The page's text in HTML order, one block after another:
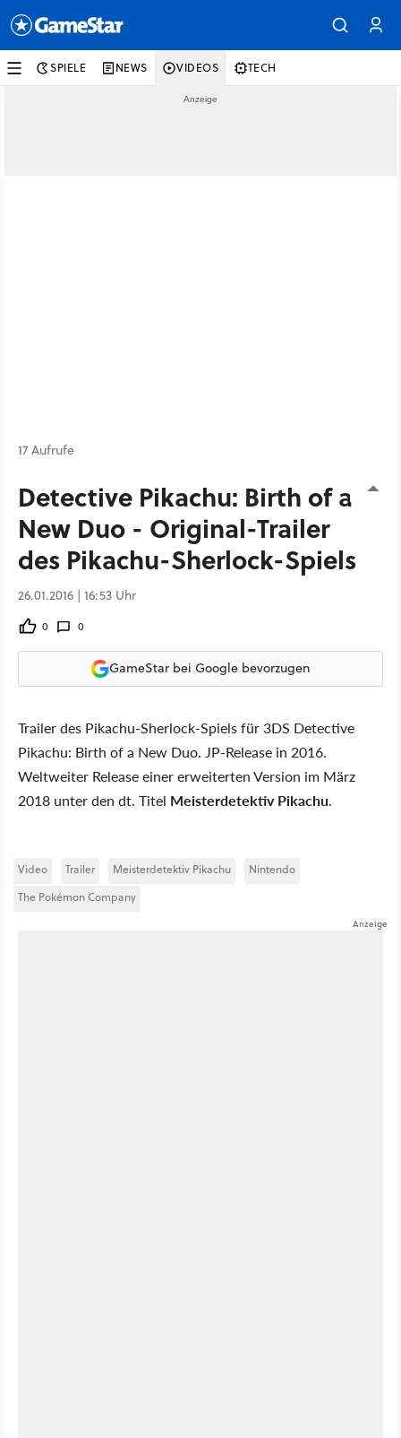
SPIELE NEWS VIDEOS TECH
17 Aufrufe
Detective Pikachu: Birth of a
New Duo - Original-Trailer
des Pikachu-Sherlock-Spiels
26.01.2016 | 16:53 Uhr
0 0
GameStar bei Google bevorzugen
Trailer des Pikachu-Sherlock-Spiels für 3DS Detective
Pikachu: Birth of a New Duo. JP-Release in 2016.
Weltweiter Release einer erweiterten Version im März
2018 unter den dt. Titel Meisterdetektiv Pikachu.
Video Trailer Meisterdetektiv Pikachu
Nintendo
The Pokémon Company